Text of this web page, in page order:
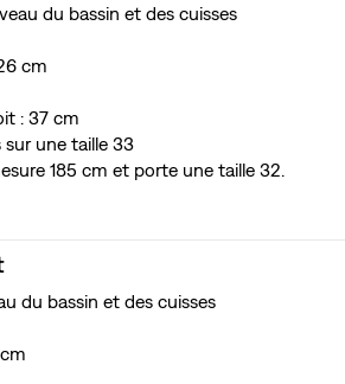
du bassin et des cuisses
cm
: 37 cm
sur une taille 33
185 cm et porte une taille 32.
du bassin et des cuisses